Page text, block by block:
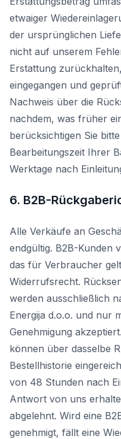
etwaiger
der ursprünglichen
nicht auf unserem
Erstattung
eingegangen und
Nachweis über die
nachdem, was früher
berücksichtigen Sie
Bearbeitungszeit Ihrer
Werktage nach
6. B2B-
Alle Verkäufe an
endgültig. B2B-Kunden
das für Verbraucher
Widerrufsrecht.
werden ausschließlich
Energija d.o.o. und nur
Genehmigung
können über dasselbe
Bestellhistorie
von 48 Stunden nach
Antwort von uns
abgelehnt. Wird eine
genehmigt, fällt eine